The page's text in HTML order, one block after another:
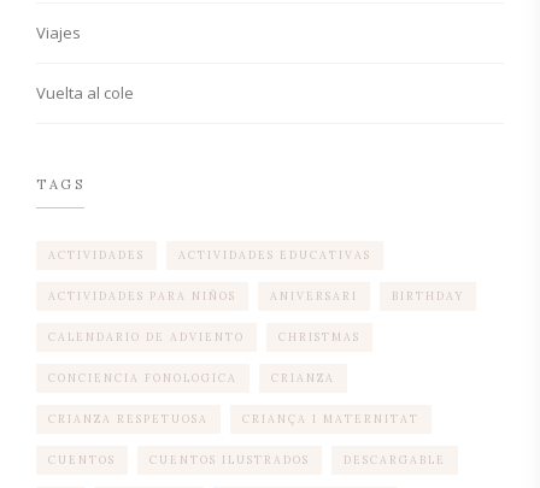
Viajes
Vuelta al cole
TAGS
ACTIVIDADES ACTIVIDADES EDUCATIVAS
ACTIVIDADES PARA NIÑOS ANIVERSARI BIRTHDAY
CALENDARIO DE ADVIENTO CHRISTMAS
CONCIENCIA FONOLOGICA CRIANZA
CRIANZA RESPETUOSA CRIANÇA I MATERNITAT
CUENTOS CUENTOS ILUSTRADOS DESCARGABLE